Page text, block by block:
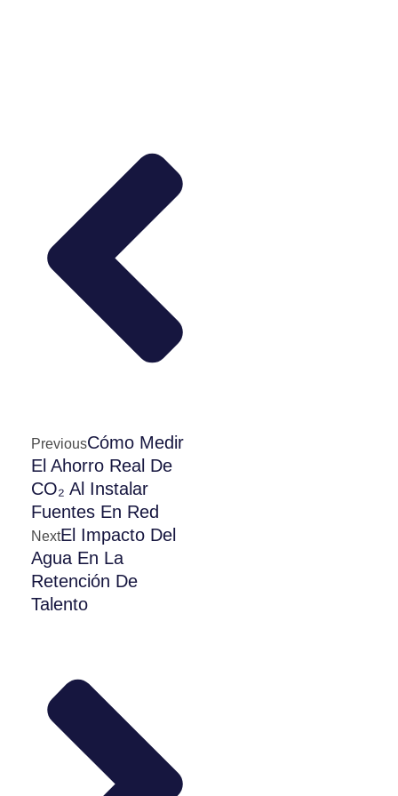
PreviousCómo Medir
El Ahorro Real De
CO₂ Al Instalar
Fuentes En Red
NextEl Impacto Del
Agua En La
Retención De
Talento